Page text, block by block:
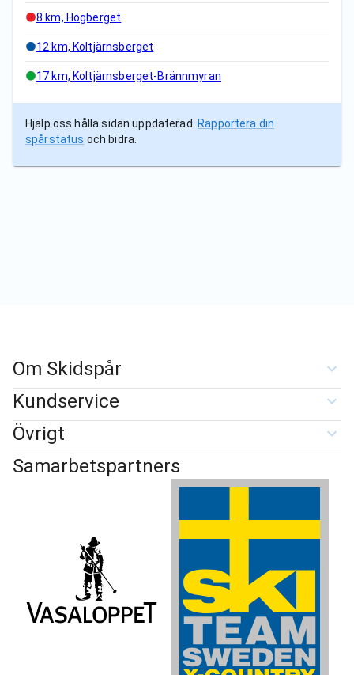
8 km, Högberget
12 km, Koltjärnsberget
17 km, Koltjärnsberget-Brännmyran
Hjälp oss hålla sidan uppdaterad.
Rapportera din
spårstatus och bidra.
Om Skidspår
Kundservice
Övrigt
Samarbetspartners